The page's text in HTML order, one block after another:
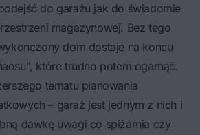
do garażu jak do świadomie
magazynowej. Bez tego
dom dostaje na końcu
które trudno potem ogarnąć.
tematu planowania
– garaż jest jednym z nich i
dawkę uwagi co spiżarnia czy